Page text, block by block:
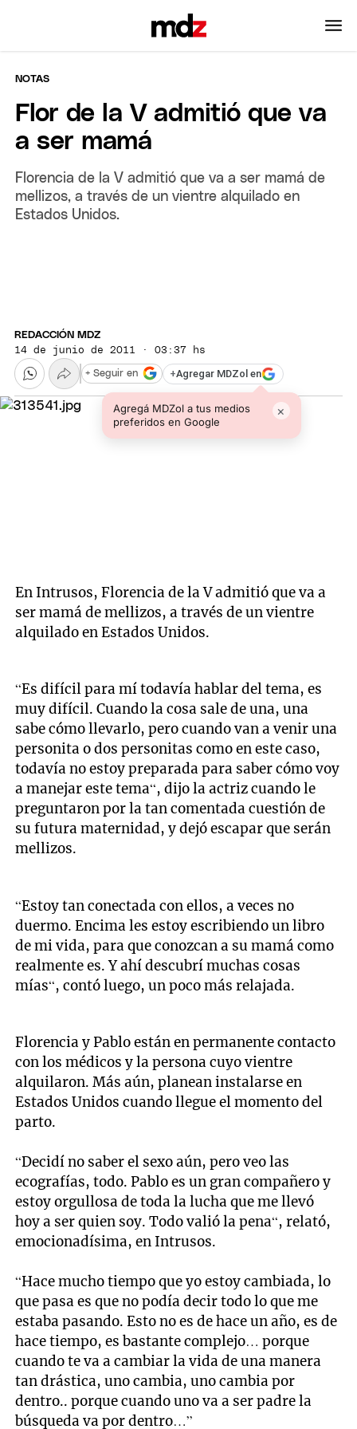
NOTAS
Flor de la V admitió que va
a ser mamá
Florencia de la V admitió que va a ser mamá de
mellizos, a través de un vientre alquilado en
Estados Unidos.
REDACCIÓN MDZ
14 de junio de 2011 · 03:37 hs
+Agregar MDZol en
Agregá MDZol a tus medios
preferidos en Google
×
+ Seguir en
En Intrusos, Florencia de la V admitió que va a
ser mamá de mellizos, a través de un vientre
alquilado en Estados Unidos.
“Es difícil para mí todavía hablar del tema, es
muy difícil. Cuando la cosa sale de una, una
sabe cómo llevarlo, pero cuando van a venir una
personita o dos personitas como en este caso,
todavía no estoy preparada para saber cómo voy
a manejar este tema“, dijo la actriz cuando le
preguntaron por la tan comentada cuestión de
su futura maternidad, y dejó escapar que serán
mellizos.
“Estoy tan conectada con ellos, a veces no
duermo. Encima les estoy escribiendo un libro
de mi vida, para que conozcan a su mamá como
realmente es. Y ahí descubrí muchas cosas
mías“, contó luego, un poco más relajada.
Florencia y Pablo están en permanente contacto
con los médicos y la persona cuyo vientre
alquilaron. Más aún, planean instalarse en
Estados Unidos cuando llegue el momento del
parto.
“Decidí no saber el sexo aún, pero veo las
ecografías, todo. Pablo es un gran compañero y
estoy orgullosa de toda la lucha que me llevó
hoy a ser quien soy. Todo valió la pena“, relató,
emocionadísima, en Intrusos.
“Hace mucho tiempo que yo estoy cambiada, lo
que pasa es que no podía decir todo lo que me
estaba pasando. Esto no es de hace un año, es de
hace tiempo, es bastante complejo… porque
cuando te va a cambiar la vida de una manera
tan drástica, uno cambia, uno cambia por
dentro.. porque cuando uno va a ser padre la
búsqueda va por dentro…”